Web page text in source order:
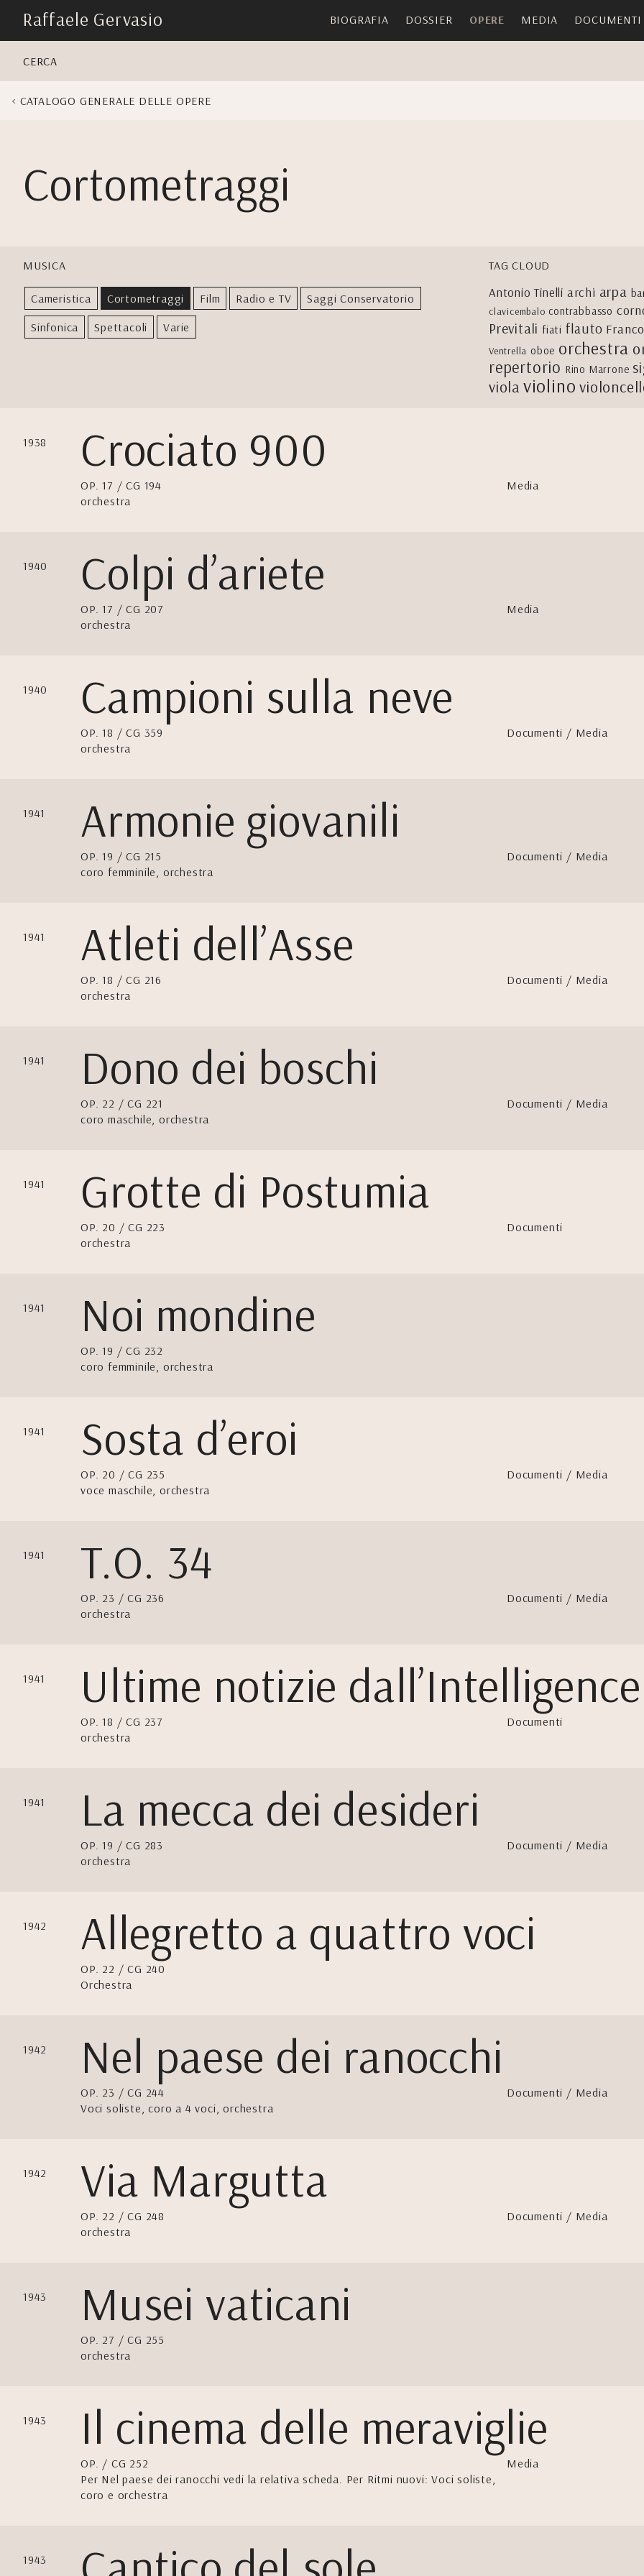
navigationRaffaele Gervasio BIOGRAFIA DOSSIER OPERE MEDIA DOCUMENTI
CERCA
CATALOGO GENERALE DELLE OPERE
Cortometraggi
MUSICA
Cameristica Cortometraggi Film Radio e TV
Saggi Conservatorio
Sinfonica
Spettacoli Varie
TAG CLOUD
Antonio Tinelli archi arpa
clavicembalo contrabbasso
Previtali fiati flauto
Ventrella oboe orchestra
repertorio Rino Marrone
viola violino
1938 Crociato 900
OP. 17 / CG 194
orchestra
Media
1940 Colpi d’ariete
OP. 17 / CG 207
orchestra
Media
1940 Campioni sulla neve
OP. 18 / CG 359
orchestra
Documenti / Media
1941 Armonie giovanili
OP. 19 / CG 215
coro femminile, orchestra
Documenti / Media
1941 Atleti dell’Asse
OP. 18 / CG 216
orchestra
Documenti / Media
1941 Dono dei boschi
OP. 22 / CG 221
coro maschile, orchestra
Documenti / Media
1941 Grotte di Postumia
OP. 20 / CG 223
orchestra
Documenti
1941 Noi mondine
OP. 19 / CG 232
coro femminile, orchestra
1941 Sosta d’eroi
OP. 20 / CG 235
voce maschile, orchestra
Documenti / Media
1941 T.O. 34
OP. 23 / CG 236
orchestra
Documenti / Media
1941 Ultime notizie
OP. 18 / CG 237
orchestra
Documenti
1941 La mecca dei desideri
OP. 19 / CG 283
orchestra
Documenti / Media
1942 Allegretto a quattro voci
OP. 22 / CG 240
Orchestra
1942 Nel paese dei ranocchi
OP. 23 / CG 244
Voci soliste, coro a 4 voci, orchestra
Documenti / Media
1942 Via Margutta
OP. 22 / CG 248
orchestra
Documenti / Media
1943 Musei vaticani
OP. 27 / CG 255
orchestra
1943 Il cinema delle meraviglie
OP. / CG 252
Per Nel paese dei ranocchi vedi la relativa scheda. Per Ritmi nuovi: Voci soliste,
coro e orchestra
Media
1943